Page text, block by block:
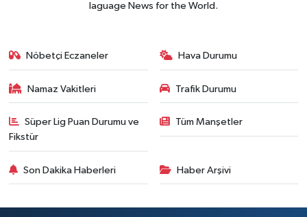
laguage News for the World.
Nöbetçi Eczaneler Hava Durumu
Namaz Vakitleri Trafik Durumu
Süper Lig Puan Durumu ve
Fikstür
Tüm Manşetler
Son Dakika Haberleri Haber Arşivi